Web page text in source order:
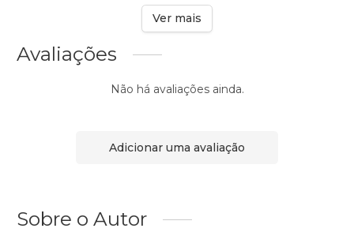
Ver mais
Avaliações
Não há avaliações ainda.
Adicionar uma avaliação
Sobre o Autor